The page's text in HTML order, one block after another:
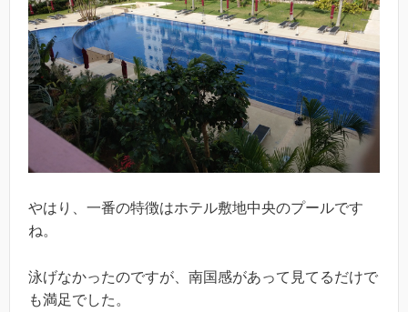
やはり、一番の特徴はホテル敷地中央のプールです
ね。
泳げなかったのですが、南国感があって見てるだけで
も満足でした。